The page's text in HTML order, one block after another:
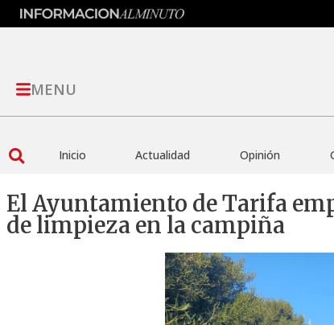
MENU
Inicio Actualidad Opinión
El Ayuntamiento de Tarifa
de limpieza en la campiña